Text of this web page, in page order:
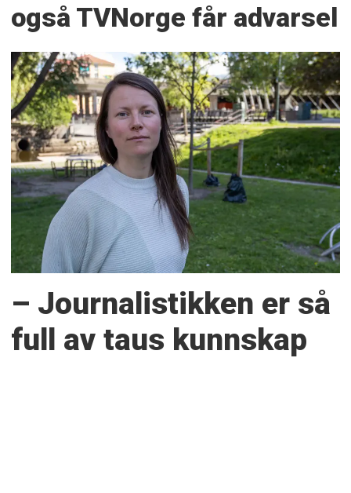
også TVNorge får advarsel
– Journalistikken er så
full av taus kunnskap